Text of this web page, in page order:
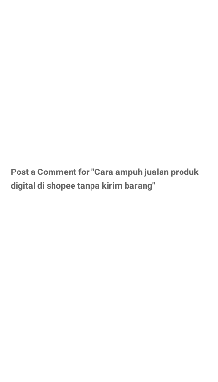
Post a Comment for "Cara ampuh jualan produk
digital di shopee tanpa kirim barang"